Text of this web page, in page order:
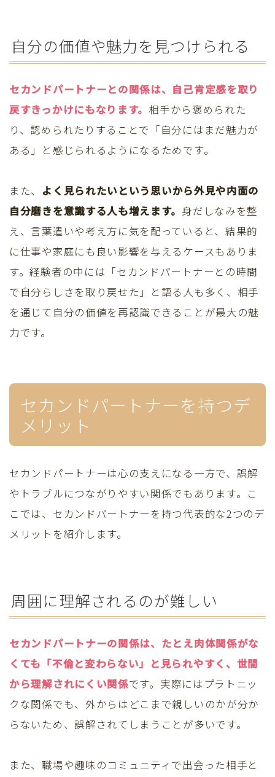
自分の価値や魅力を見つけられる
セカンドパートナーとの関係は、自己肯定感を取り
戻すきっかけにもなります。 相手から褒められた
り、認められたりすることで「自分にはまだ魅力が
ある」と感じられるようになるためです。
また、 よく見られたいという思いから外見や内面の
自分磨きを意識する人も増えます。 身だしなみを整
え、言葉遣いや考え方に気を配っていると、結果的
に仕事や家庭にも良い影響を与えるケースもありま
す。経験者の中には「セカンドパートナーとの時間
で自分らしさを取り戻せた」と語る人も多く、相手
を通じて自分の価値を再認識できることが最大の魅
力です。
セカンドパートナーを持つデ
メリット
セカンドパートナーは心の支えになる一方で、誤解
やトラブルにつながりやすい関係でもあります。こ
こでは、セカンドパートナーを持つ代表的な2つのデ
メリットを紹介します。
周囲に理解されるのが難しい
セカンドパートナーの関係は、たとえ肉体関係がな
くても「不倫と変わらない」と見られやすく、世間
から理解されにくい関係です。実際にはプラトニッ
クな関係でも、外からはどこまで親しいのかが分か
らないため、誤解されてしまうことが多いです。
また、職場や趣味のコミュニティで出会った相手と